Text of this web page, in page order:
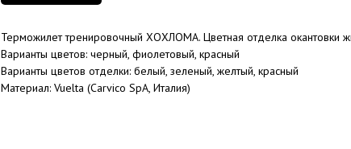
Терможилет тренировочный ХОХЛОМА. Цветная отделка окантовки
Варианты цветов: черный, фиолетовый, красный
Варианты цветов отделки: белый, зеленый, желтый, красный
Материал: Vuelta (Carvico SpA, Италия)